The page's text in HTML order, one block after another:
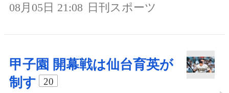
08月05日 21:08 日刊スポーツ
甲子園 開幕戦は仙台育英が
制す
20